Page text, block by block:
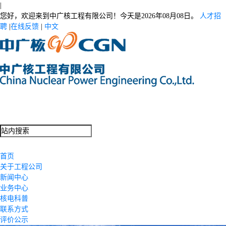
您好，欢迎来到中广核工程有限公司！今天是2026年08月08日。
人才招
聘 在线反馈 中文
首页
关于工程公司
新闻中心
业务中心
核电科普
联系方式
评价公示